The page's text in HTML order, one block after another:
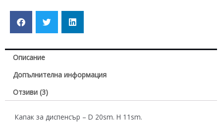
Описание
Допълнителна информация
Отзиви (3)
Капак за диспенсър – D 20sm. H 11sm.